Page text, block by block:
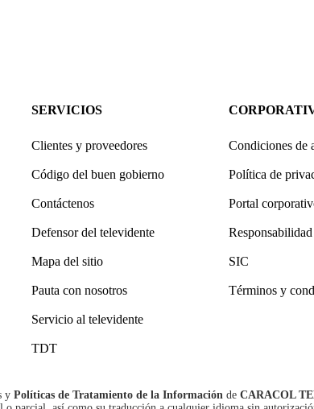
SERVICIOS
Clientes y proveedores
Código del buen gobierno
Contáctenos
Defensor del televidente
Mapa del sitio
Pauta con nosotros
Servicio al televidente
TDT
Condiciones de
Política de
Portal
SIC
Términos y
y Políticas de Tratamiento de la Información de CARACOL